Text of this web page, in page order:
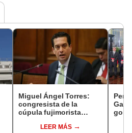
Miguel Ángel Torres:
congresista de la
cúpula fujimorista
del SenadoLEER MÁS